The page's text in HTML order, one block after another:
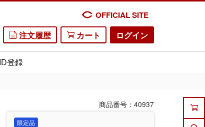
OFFICIAL SITE
注文履歴 カート ログイン
登録
商品番号：40937
限定品